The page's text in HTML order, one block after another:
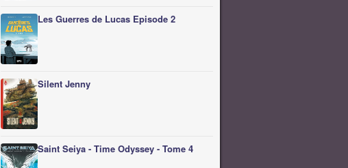
Les Guerres de Lucas Episode 2
Silent Jenny
Saint Seiya - Time Odyssey - Tome 4